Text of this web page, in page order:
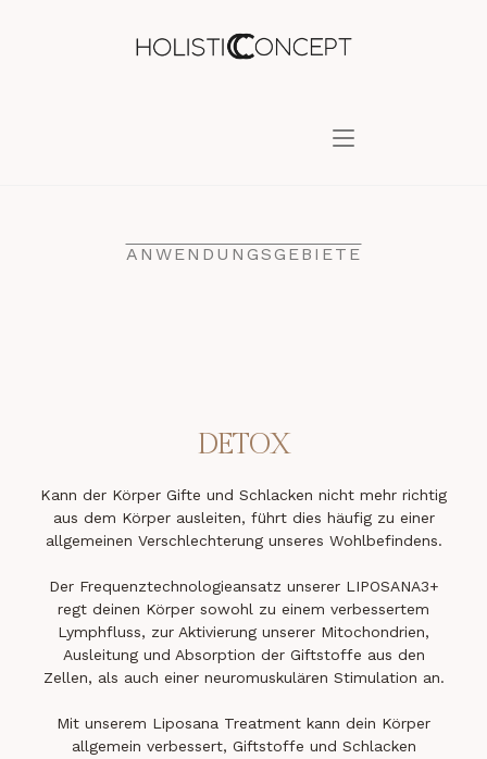
ANWENDUNGSGEBIETE
DETOX
Kann der Körper Gifte und Schlacken nicht mehr richtig
aus dem Körper ausleiten, führt dies häufig zu einer
allgemeinen Verschlechterung unseres Wohlbefindens.
Der Frequenztechnologieansatz unserer LIPOSANA3+
regt deinen Körper sowohl zu einem verbessertem
Lymphfluss, zur Aktivierung unserer Mitochondrien,
Ausleitung und Absorption der Giftstoffe aus den
Zellen, als auch einer neuromuskulären Stimulation an.
Mit unserem Liposana Treatment kann dein Körper
allgemein verbessert, Giftstoffe und Schlacken